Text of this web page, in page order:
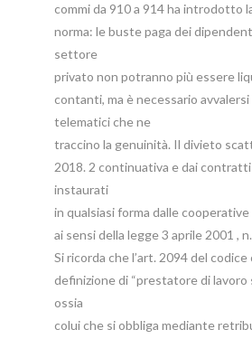
commi da 910 a 914 ha introdotto
norma: le buste paga dei
settore
privato non potranno più essere
contanti, ma è necessario avvalersi
telematici che ne
traccino la genuinità. Il divieto
2018. 2 continuativa e dai contratti
instaurati
in qualsiasi forma dalle
ai sensi della legge 3 aprile 2001 ,
Si ricorda che l’art. 2094 del
definizione di “prestatore di lavoro
ossia
colui che si obbliga mediante